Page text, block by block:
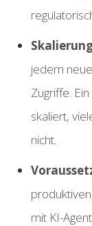
jedem
Zugriffe.
skaliert,
nicht.
mit KI-